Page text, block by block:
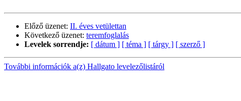
Előző üzenet: II. éves vetülettan
Következő üzenet: teremfoglalás
Levelek sorrendje: [ dátum ] [ téma ] [ tárgy ] [ szerző ]
További információk a(z) Hallgato levelezőlistáról